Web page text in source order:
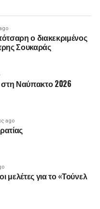
ο διακεκριμένος
Σουκαράς
Ναύπακτο 2026
ago
μελέτες για το «Τούνελ